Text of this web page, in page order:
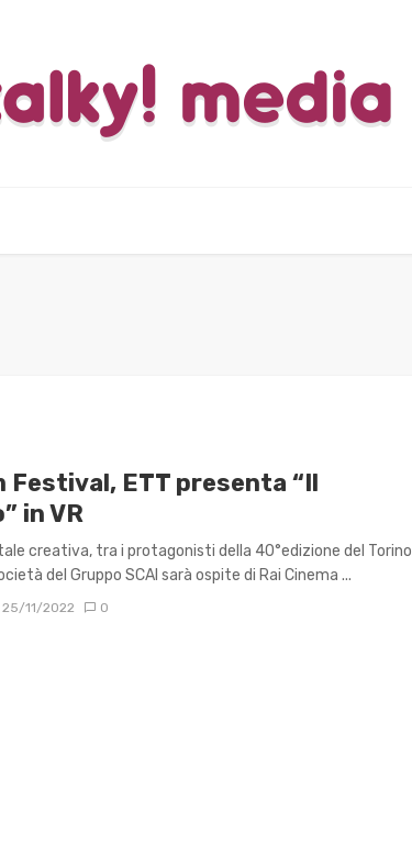
Festival, ETT presenta “Il
in VR
creativa, tra i protagonisti della 40°edizione del Torino
del Gruppo SCAI sarà ospite di Rai Cinema ...
25/11/2022 0